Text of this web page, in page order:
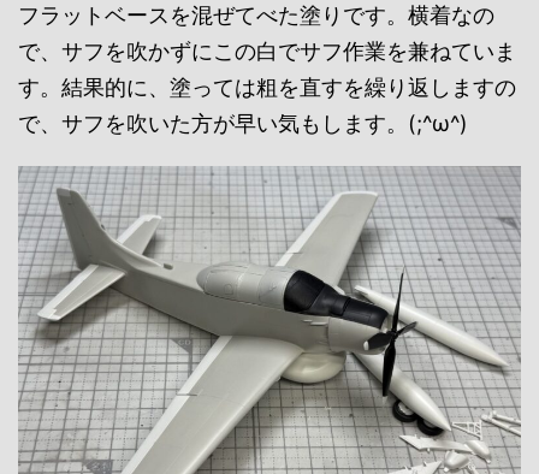
フラットベースを混ぜてべた塗りです。横着なの
で、サフを吹かずにこの白でサフ作業を兼ねていま
す。結果的に、塗っては粗を直すを繰り返しますの
で、サフを吹いた方が早い気もします。(;^ω^)